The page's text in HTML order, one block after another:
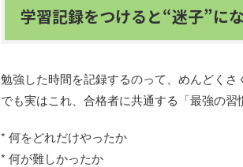
学習記録をつけると“迷子”に
勉強した時間を記録するのって、めんどくさ
でも実はこれ、合格者に共通する「最強の習
* 何をどれだけやったか
* 何が難しかったか